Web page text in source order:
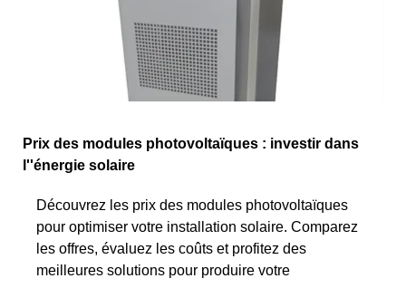
Prix des modules photovoltaïques : investir dans
l''énergie solaire
Découvrez les prix des modules photovoltaïques
pour optimiser votre installation solaire. Comparez
les offres, évaluez les coûts et profitez des
meilleures solutions pour produire votre